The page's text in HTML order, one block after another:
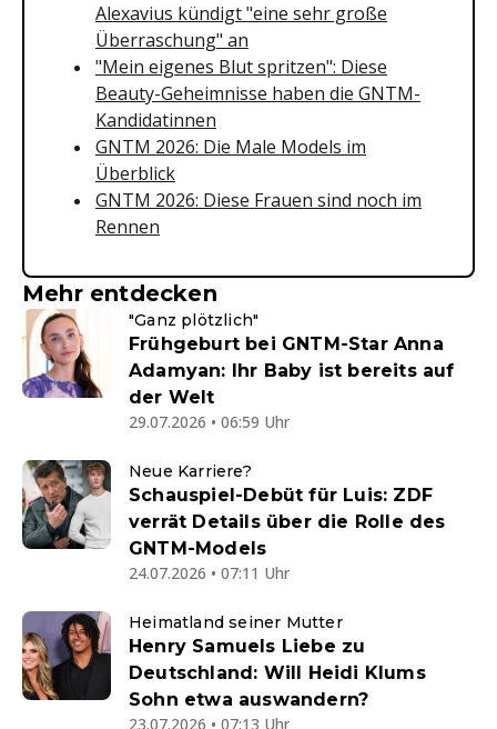
Alexavius kündigt "eine sehr große
Überraschung" an
"Mein eigenes Blut spritzen": Diese
Beauty-Geheimnisse haben die GNTM-
Kandidatinnen
GNTM 2026: Die Male Models im
Überblick
GNTM 2026: Diese Frauen sind noch im
Rennen
Mehr entdecken
"Ganz plötzlich"
Frühgeburt bei GNTM-Star Anna
Adamyan: Ihr Baby ist bereits auf
der Welt
29.07.2026 • 06:59 Uhr
Neue Karriere?
Schauspiel-Debüt für Luis: ZDF
verrät Details über die Rolle des
GNTM-Models
24.07.2026 • 07:11 Uhr
Heimatland seiner Mutter
Henry Samuels Liebe zu
Deutschland: Will Heidi Klums
Sohn etwa auswandern?
23.07.2026 • 07:13 Uhr